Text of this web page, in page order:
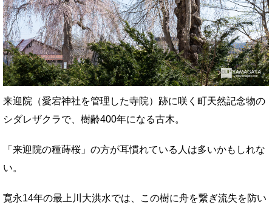
来迎院（愛宕神社を管理した寺院）跡に咲く町天然記念物の
シダレザクラで、樹齢400年になる古木。
「来迎院の種蒔桜」の方が耳慣れている人は多いかもしれな
い。
寛永14年の最上川大洪水では、この樹に舟を繋ぎ流失を防い